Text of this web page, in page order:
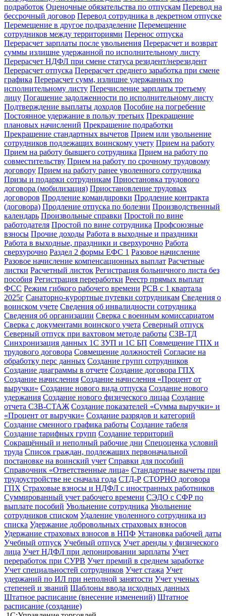
подработок Оценочные обязательства по отпускам Перевод на
бессрочный договор Перевод сотрудника в декретном отпуске
Перемещение в другое подразделение Перемещение
сотрудников между территориями Перенос отпуска
Перерасчет зарплаты после увольнения Перерасчет и возврат
суммы излишне удержанной по исполнительному листу
Перерасчет НДФЛ при смене статуса резидент/нерезидент
Перерасчет отпуска Перерасчет среднего заработка при смене
графика Перерасчет сумм, излишне удержанных по
исполнительному листу Перечисление зарплаты третьему
лицу Погашение задолженности по исполнительному листу
Подтверждение выплаты доходов Пособие на погребение
Постоянное удержание в пользу третьих Прекращение
плановых начислений Прекращение подработки
Прекращение стандартных вычетов Прием или увольнение
сотрудников подлежащих воинскому учету Прием на работу
Прием на работу бывшего сотрудника Прием на работу по
совместительству Прием на работу по срочному трудовому
договору Прием на работу ранее уволенного сотрудника
Призы и подарки сотрудникам Приостановка трудового
договора (мобилизация) Приостановление трудовых
договоров Продление командировки Продление контракта
(договора) Продление отпуска по болезни Производственный
календарь Произвольные справки Простой по вине
работодателя Простой по вине сотрудника Профсоюзные
взносы Прочие доходы Работа в выходные и праздники
Работа в выходные, праздники и сверхурочно Работа
сверхурочно Раздел 2 формы ЕФС 1 Разовое начисление
Разовое начисление компенсационных выплат Расчетные
листки Расчетный листок Регистрация больничного листа без
пособия Регистрация переработки Реестр прямых выплат
ФСС Режим гибкого рабочего времени РСВ с 1 квартала
2025г Санаторно-курортные путевки сотрудникам Сведения о
воинском учете Сведения об инвалидности сотрудника
Сведения об организации Сверка с военным комиссариатом
Сверка с документами воинского учета Северный отпуск
Северный отпуск при вахтовом методе работы СЗВ-ТД
Синхронизация данных 1С ЗУП и 1С БП Совмещение ГПХ и
трудового договора Совмещение должностей Согласие на
обработку перс данных Создание групп сотрудников
Создание диаграммы в отчете Создание договора ГПХ
Создание начисления Создание начисления «Процент от
выручки» Создание нового вида отпуска Создание нового
удержания Создание нового физического лицаа Создание
отчета СЗВ-СТАЖ Создание показателей «Сумма выручки» и
«Процент от выручки» Создание разрядов и категорий
Создание сменного графика работы Создание табеля
Создание тарифных групп Создание территорий
Сокращённый и неполный рабочие дни Спецоценка условий
труда Список граждан, подлежащих первоначальной
постановке на воинский учет Справки для пособий
Справочник «Ответственные лица» Стандартные вычеты при
трудоустройстве не сначала года СТД-Р СТОРНО договора
ГПХ Страховые взносы и НДФЛ с иностранных работников
Суммированный учет рабочего времени СЭДО с СФР по
выплате пособий Увольнение сотрудника Увольнение
сотрудников списком Удаление уволенного сотрудника из
списка Удержание добровольных страховых взносов
Удержание страховых взносов в НПФ Установка рабочей даты
Учебный отпуск Учебный отпуск Учет аренды у физического
лица Учет НДФЛ при депонировании зарплаты Учет
переработок при СУРВ Учет премий в среднем заработке
Учет специальностей сотрудников Учет стажа Учет
удержаний по ИЛ при неполной занятости Учет ученых
степеней и званий Шаблоны ввода исходных данных
Штатное расписание (внесение изменений) Штатное
расписание (создание)